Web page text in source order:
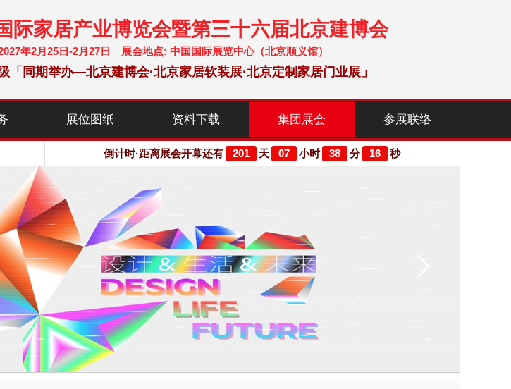
际家居产业博览会暨第三十六届北京建博会
年2月25日-2月27日 展会地点: 中国国际展览中心（北京顺义馆）
「同期举办—北京建博会·北京家居软装展·北京定制家居门业展」
展位图纸 资料下载 集团展会 参展联络
倒计时·距离展会开幕还有 201 天 07 小时 38 分 15 秒